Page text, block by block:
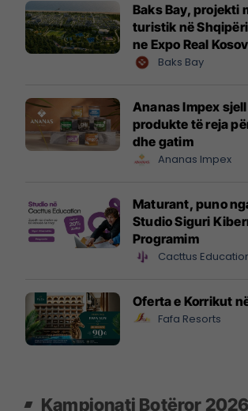
Baks Bay, projekti
turistik në
ne Expo Real
shtandin dhe
Baks Bay
Ananas Impex
produkte të reja
dhe gatim
Ananas Impex
Maturant, puno
Studio Siguri
Programim
Cacttus
Oferta e Korrikut
Fafa Resorts
Kampionati Botëror 2026